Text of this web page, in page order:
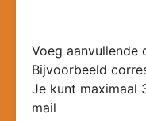
Voeg
Bijvoorbeeld
Je kunt maximaal
mail